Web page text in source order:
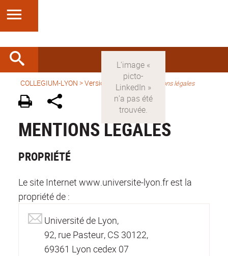
COLLEGIUM-LYON >Version française> Mentions légales
MENTIONS LÉGALES
PROPRIÉTÉ
Le site Internet www.universite-lyon.fr est la
propriété de :
Université de Lyon,
92, rue Pasteur, CS 30122,
69361 Lyon cedex 07